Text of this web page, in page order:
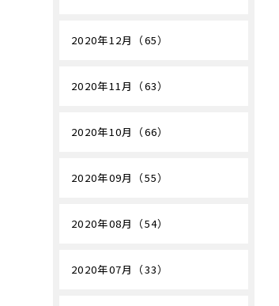
2020年12月（65）
2020年11月（63）
2020年10月（66）
2020年09月（55）
2020年08月（54）
2020年07月（33）